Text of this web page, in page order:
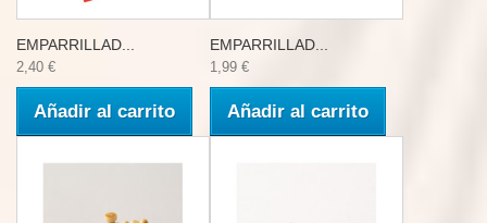
EMPARRILLAD...
2,40 €
Añadir al carrito
EMPARRILLAD...
1,99 €
Añadir al carrito